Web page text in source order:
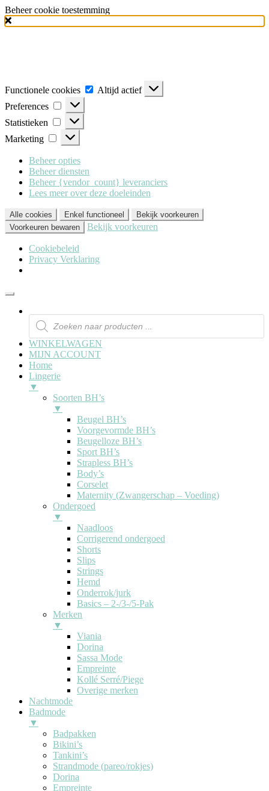
Beheer cookie toestemming
Functionele cookies
Altijd actief
Preferences
Statistieken
Marketing
Beheer opties
Beheer diensten
Beheer {vendor_count} leveranciers
Lees meer over deze doeleinden
Alle cookies Enkel functioneel
Bekijk voorkeuren
Voorkeuren bewaren
Bekijk voorkeuren
Cookiebeleid
Privacy Verklaring
WINKELWAGEN
MIJN ACCOUNT
Home
Lingerie
▼
Soorten BH’s
▼
Beugel BH’s
Voorgevormde BH’s
Beugelloze BH’s
Sport BH’s
Strapless BH’s
Body’s
Corselet
Maternity (Zwangerschap – Voeding)
Ondergoed
▼
Naadloos
Corrigerend ondergoed
Shorts
Slips
Strings
Hemd
Onderrok/jurk
Basics – 2-/3-/5-Pak
Merken
▼
Viania
Dorina
Sassa Mode
Empreinte
Kollé Serré/Piege
Overige merken
Nachtmode
Badmode
▼
Badpakken
Bikini’s
Tankini’s
Strandmode (pareo/rokjes)
Dorina
Empreinte